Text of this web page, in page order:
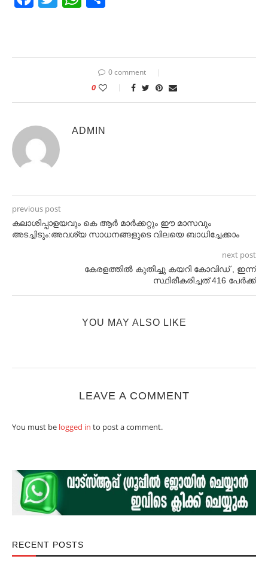
0 comment
0
ADMIN
previous post
കലാശിപ്പാളയവും കെ ആർ മാർക്കറ്റും ഈ മാസവും
അടച്ചിടും:അവശ്യ സാധനങ്ങളുടെ വിലയെ ബാധിച്ചേക്കാം
next post
കേരളത്തിൽ കുതിച്ചു കയറി കോവിഡ് , ഇന്ന്
സ്ഥിരീകരിച്ചത് 416 പേര്‍ക്ക്
YOU MAY ALSO LIKE
LEAVE A COMMENT
You must be logged in to post a comment.
RECENT POSTS